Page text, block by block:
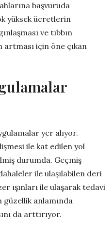
başvuruda
yüksek ücretlerin
ve tıbbın
için öne çıkan
yer alıyor.
ile kat edilen yol
durumda. Geçmiş
ile ulaşılabilen deri
ışınları ile ulaşarak tedavi
güzellik anlamında
da arttırıyor.